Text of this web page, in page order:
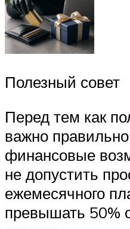
Полезный совет
Перед тем как
важно
финансовые
не допустить
ежемесячного
превышать 50%